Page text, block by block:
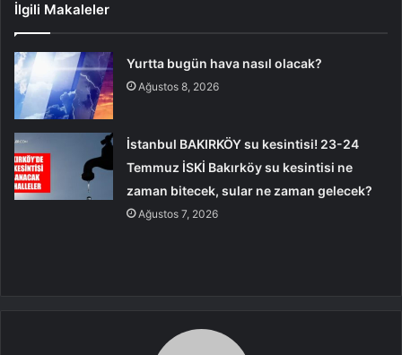
İlgili Makaleler
Yurtta bugün hava nasıl olacak?
Ağustos 8, 2026
İstanbul BAKIRKÖY su kesintisi! 23-24
Temmuz İSKİ Bakırköy su kesintisi ne
zaman bitecek, sular ne zaman gelecek?
Ağustos 7, 2026